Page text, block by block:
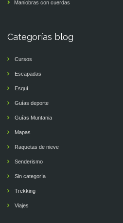
Maniobras con cuerdas
Categorías blog
Cursos
Escapadas
Esquí
Guías deporte
Guías Muntania
Mapas
Raquetas de nieve
Senderismo
Sin categoría
Trekking
Viajes